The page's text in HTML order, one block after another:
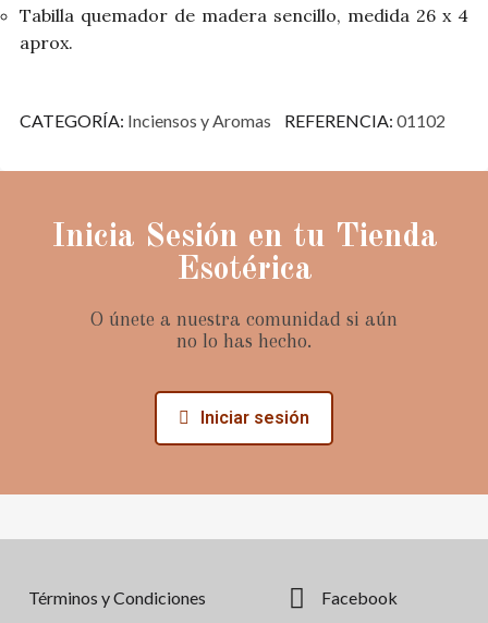
Tabilla quemador de madera sencillo, medida 26 x 4
aprox.
CATEGORÍA Inciensos y Aromas REFERENCIA 01102
Inicia Sesión en tu Tienda
Esotérica
O únete a nuestra comunidad si aún
no lo has hecho.
Iniciar sesión
Términos y Condiciones
Facebook